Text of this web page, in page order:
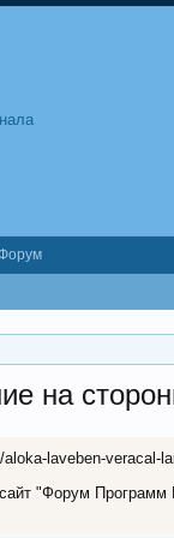
на
laveben-veracal-
"Форум